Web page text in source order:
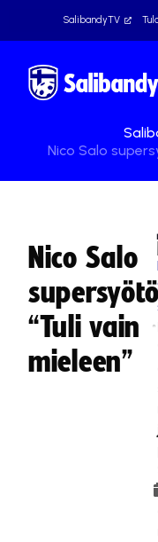
SalibandyTV
Nico Salo
Nico Salo
“Tuli vain
mieleen”